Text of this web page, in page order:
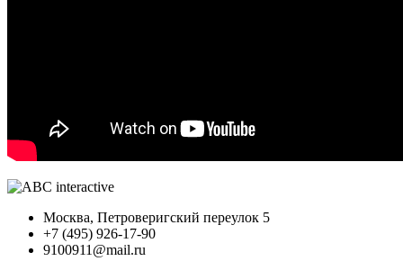
Москва, Петроверигский переулок 5
+7 (495) 926-17-90
9100911@mail.ru